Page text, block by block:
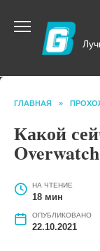
содержанию
ГЛАВНАЯ »
Какой
НА ЧТЕНИЕ
18 мин
ОПУБЛИКОВАНО
22.10.2021